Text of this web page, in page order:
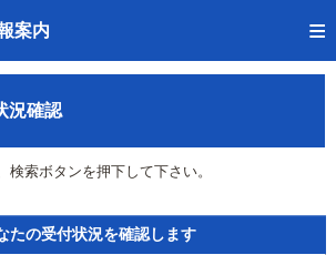
案内
況確認
検索ボタンを押下して下さい。
たの受付状況を確認します